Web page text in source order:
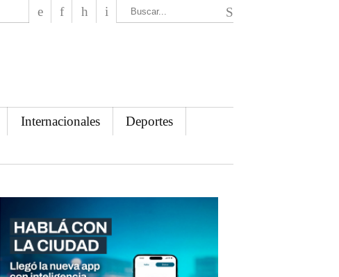
Internacionales
Deportes